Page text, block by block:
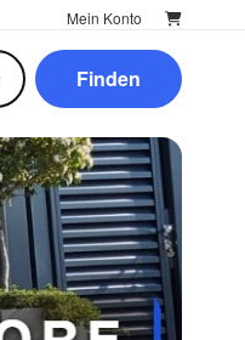
Mein Konto
Finden